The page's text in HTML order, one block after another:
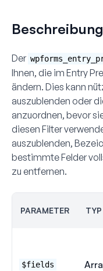
Beschreibung
Der
Ihnen, die im Entry
ändern. Dies kann
auszublenden oder
anzuordnen, bevor
diesen Filter
auszublenden,
bestimmte Felder
zu entfernen.
PARAMETER TYP
$fields